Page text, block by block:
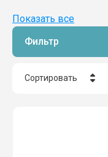
Показать все
Фильтр
Сортировать